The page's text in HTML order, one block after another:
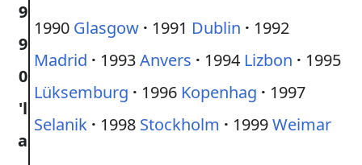
9
9
0
'l
a
1990 Glasgow · 1991 Dublin · 1992
Madrid · 1993Anvers · 1994 Lizbon · 1995
Lüksemburg · 1996 Kopenhag · 1997
Selanik · 1998 Stockholm · 1999Weimar